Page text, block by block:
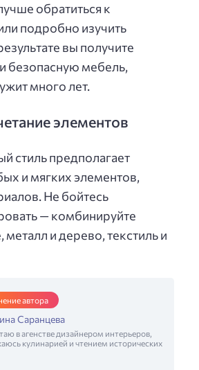
обратиться к
подробно изучить
вы получите
безопасную мебель,
много лет.
элементов
стиль предполагает
и мягких элементов,
Не бойтесь
— комбинируйте
металл и дерево, текстиль и
автора
Саранцева
в агенстве дизайнером интерьеров,
кулинарией и чтением исторических